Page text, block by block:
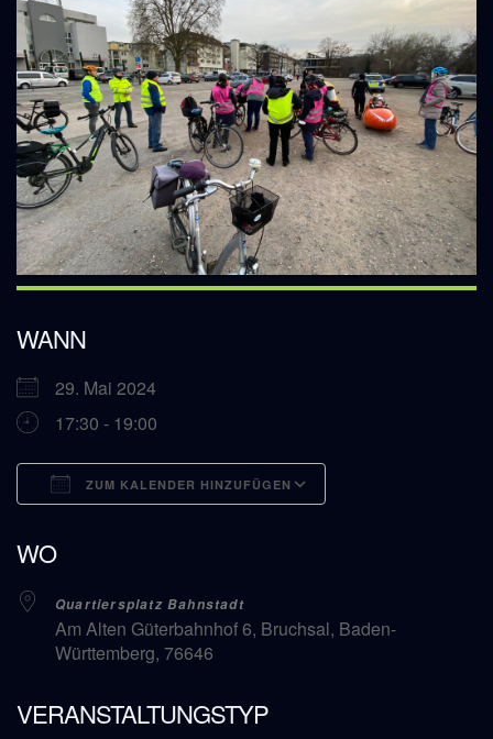
WANN
29. Mai 2024
17:30 - 19:00
ZUM KALENDER HINZUFÜGEN
WO
Quartiersplatz Bahnstadt
Am Alten Güterbahnhof 6, Bruchsal, Baden-
Württemberg, 76646
VERANSTALTUNGSTYP